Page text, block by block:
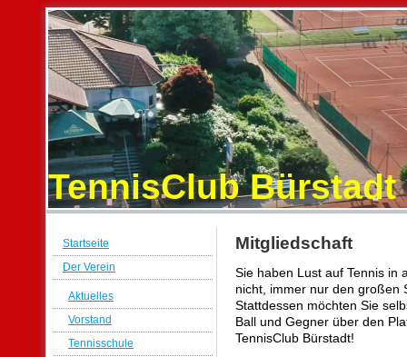
TennisClub Bürstadt
Startseite
Der Verein
Aktuelles
Vorstand
Tennisschule
Mitgliedschaft
Sie haben Lust auf Tennis in
nicht, immer nur den großen
Stattdessen möchten Sie
Ball und Gegner über den
TennisClub Bürstadt!